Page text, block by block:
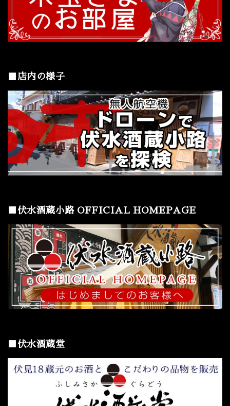
■店内の様子
■伏水酒蔵小路 OFFICIAL HOMEPAGE
■伏水酒蔵堂